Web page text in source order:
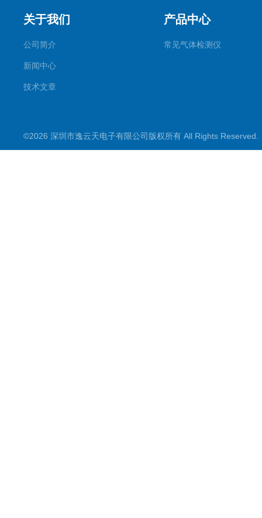
关于我们
公司简介
新闻中心
技术文章
产品中心
常见气体检测仪
©2026 深圳市逸云天电子有限公司版权所有 All Rights